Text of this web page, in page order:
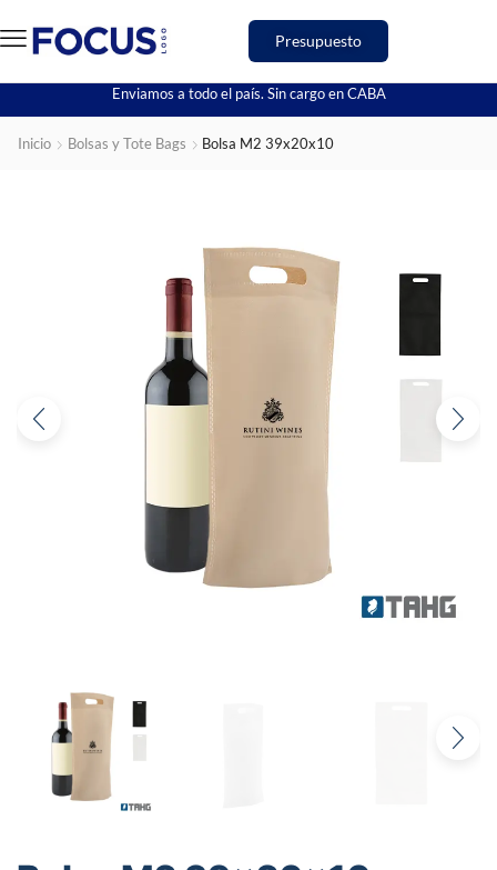
Presupuesto
Enviamos a todo el país. Sin cargo en CABA
Inicio Bolsas y Tote Bags Bolsa M2 39x20x10